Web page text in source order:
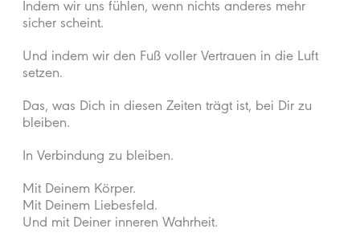
Indem wir uns fühlen, wenn nichts anderes mehr
sicher scheint.
Und indem wir den Fuß voller Vertrauen in die Luft
setzen.
Das, was Dich in diesen Zeiten trägt ist, bei Dir zu
bleiben.
In Verbindung zu bleiben.
Mit Deinem Körper.
Mit Deinem Liebesfeld.
Und mit Deiner inneren Wahrheit.